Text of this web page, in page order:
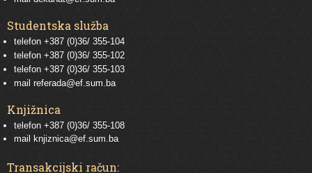
Studentska služba
telefon +387 (0)36/ 355-104
telefon +387 (0)36/ 355-102
telefon +387 (0)36/ 355-103
mail referada@ef.sum.ba
Knjižnica
telefon +387 (0)36/ 355-108
mail knjiznica@ef.sum.ba
Transakcijski račun: